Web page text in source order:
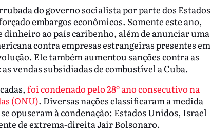
do governo socialista por parte dos Estados
embargos econômicos. Somente este ano,
ao país caribenho, além de anunciar uma
contra empresas estrangeiras presentes em
Ele também aumentou sanções contra as
vendas subsidiadas de combustível a Cuba.
foi condenado pelo 28º ano consecutivo na
(ONU). Diversas nações classificaram a medida
opuseram à condenação: Estados Unidos, Israel
de extrema-direita Jair Bolsonaro.